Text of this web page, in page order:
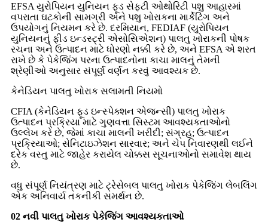
EFSA યુરોપિયન યુનિયન ફૂડ સેફ્ટી ઓથોરિટી પશુ આહારમાં
વપરાતા ઘટકોની સામગ્રી અને પશુ ખોરાકના માર્કેટિંગ અને
ઉપયોગનું નિયમન કરે છે. દરમિયાન, FEDIAF (યુરોપિયન
યુનિયનનું ફીડ ઇન્ડસ્ટ્રી એસોસિએશન) પાલતુ ખોરાકની પોષક
રચના અને ઉત્પાદન માટે ધોરણો નક્કી કરે છે, અને EFSA એ શરત
રાખે છે કે પેકેજિંગ પરના ઉત્પાદનોના કાચા માલનું તેમની
શ્રેણીઓ અનુસાર સંપૂર્ણ વર્ણન કરવું આવશ્યક છે.
કેનેડિયન પાલતુ ખોરાક સલામતી નિયમો
CFIA (કેનેડિયન ફૂડ ઇન્સ્પેક્શન એજન્સી) પાલતુ ખોરાક
ઉત્પાદન પ્રક્રિયા માટે ગુણવત્તા સિસ્ટમ આવશ્યકતાઓનો
ઉલ્લેખ કરે છે, જેમાં કાચા માલની ખરીદી; સંગ્રહ; ઉત્પાદન
પ્રક્રિયાઓ; સેનિટાઇઝેશન સારવાર; અને ચેપ નિવારણથી લઈને
દરેક વસ્તુ માટે જાહેર કરાયેલ ચોક્કસ સૂચનાઓનો સમાવેશ થાય
છે.
વધુ સંપૂર્ણ નિયંત્રણ માટે ટ્રેસેબલ પાલતુ ખોરાક પેકેજિંગ લેબલિંગ
એક અનિવાર્ય તકનીકી સમર્થન છે.
02 નવી પાલતુ ખોરાક પેકેજિંગ આવશ્યકતાઓ